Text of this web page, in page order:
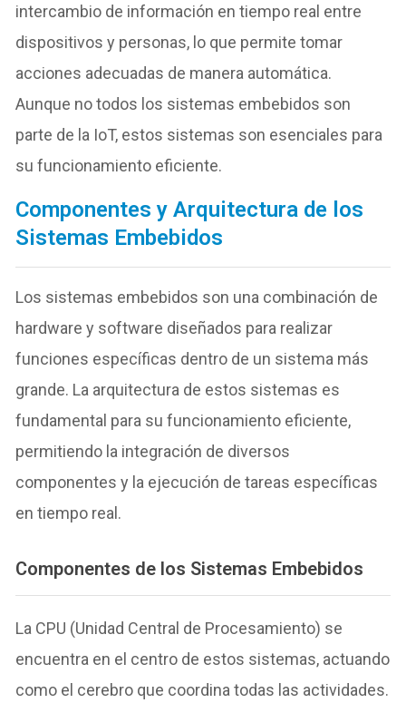
intercambio de información en tiempo real entre
dispositivos y personas, lo que permite tomar
acciones adecuadas de manera automática.
Aunque no todos los sistemas embebidos son
parte de la IoT, estos sistemas son esenciales para
su funcionamiento eficiente.
Componentes y Arquitectura de los
Sistemas Embebidos
Los sistemas embebidos son una combinación de
hardware y software diseñados para realizar
funciones específicas dentro de un sistema más
grande. La arquitectura de estos sistemas es
fundamental para su funcionamiento eficiente,
permitiendo la integración de diversos
componentes y la ejecución de tareas específicas
en tiempo real.
Componentes de los Sistemas Embebidos
La CPU (Unidad Central de Procesamiento) se
encuentra en el centro de estos sistemas, actuando
como el cerebro que coordina todas las actividades.